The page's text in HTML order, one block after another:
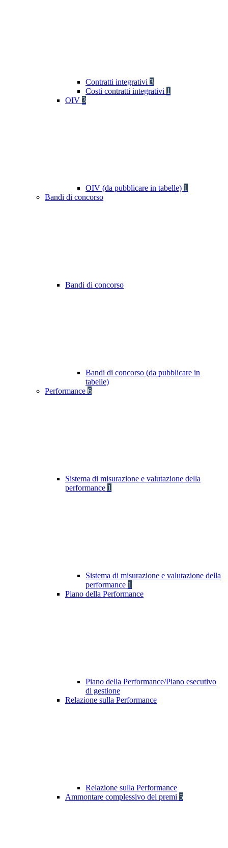
Contratti integrativi 3
Costi contratti integrativi 1
OIV 3
OIV (da pubblicare in tabelle) 1
Bandi di concorso
Bandi di concorso
Bandi di concorso (da pubblicare in
tabelle)
Performance 6
Sistema di misurazione e valutazione della
performance 1
Sistema di misurazione e valutazione della
performance 1
Piano della Performance
Piano della Performance/Piano esecutivo
di gestione
Relazione sulla Performance
Relazione sulla Performance
Ammontare complessivo dei premi 5